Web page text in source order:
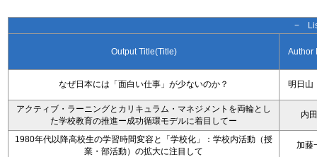
−
Output Title(Title) Author
なぜ日本には「面白い仕事」が少ないのか？ 明日
アクティブ・ラーニングとカリキュラム・マネジメントを両輪とし
た学校教育の推進ー成功循環モデルに着目してー
内
1980年代以降高校生の学習時間変容と「学校化」：学校内活動（授
業・部活動）の拡大に注目して
加藤